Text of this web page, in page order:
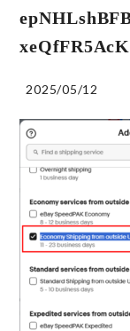
2025/05/12